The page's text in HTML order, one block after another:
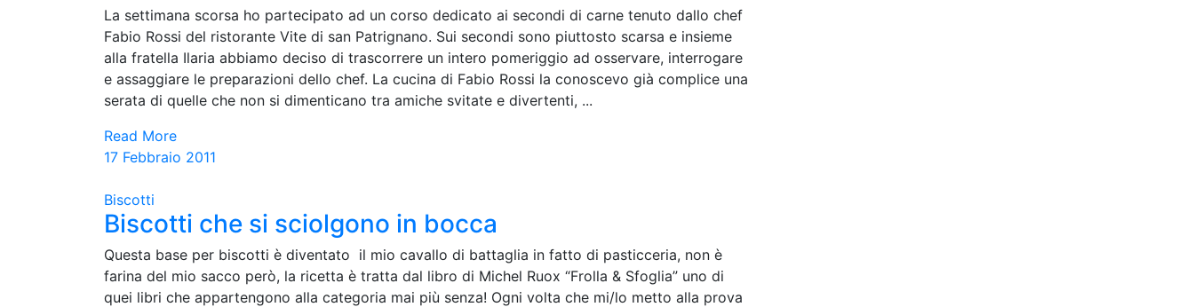
La settimana scorsa ho partecipato ad un corso dedicato ai secondi di carne tenuto dallo chef
Fabio Rossi del ristorante Vite di san Patrignano. Sui secondi sono piuttosto scarsa e insieme
alla fratella Ilaria abbiamo deciso di trascorrere un intero pomeriggio ad osservare, interrogare
e assaggiare le preparazioni dello chef. La cucina di Fabio Rossi la conoscevo già complice una
serata di quelle che non si dimenticano tra amiche svitate e divertenti, ...
Read More
17 Febbraio 2011
Biscotti
Biscotti che si sciolgono in bocca
Questa base per biscotti è diventato il mio cavallo di battaglia in fatto di pasticceria, non è
farina del mio sacco però, la ricetta è tratta dal libro di Michel Ruox “Frolla & Sfoglia” uno di
quei libri che appartengono alla categoria mai più senza! Ogni volta che mi/lo metto alla prova